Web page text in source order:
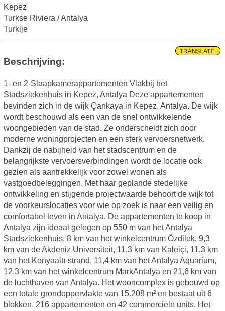
Kepez
Turkse Riviera / Antalya
Turkije
Beschrijving:
1- en 2-Slaapkamerappartementen Vlakbij het
Stadsziekenhuis in Kepez, Antalya Deze appartementen
bevinden zich in de wijk Çankaya in Kepez, Antalya. De wijk
wordt beschouwd als een van de snel ontwikkelende
woongebieden van de stad. Ze onderscheidt zich door
moderne woningprojecten en een sterk vervoersnetwerk.
Dankzij de nabijheid van het stadscentrum en de
belangrijkste vervoersverbindingen wordt de locatie ook
gezien als aantrekkelijk voor zowel wonen als
vastgoedbeleggingen. Met haar geplande stedelijke
ontwikkeling en stijgende projectwaarde behoort de wijk tot
de voorkeurslocaties voor wie op zoek is naar een veilig en
comfortabel leven in Antalya. De appartementen te koop in
Antalya zijn ideaal gelegen op 550 m van het Antalya
Stadsziekenhuis, 8 km van het winkelcentrum Özdilek, 9,3
km van de Akdeniz Universiteit, 11,3 km van Kaleiçi, 11,3 km
van het Konyaaltı-strand, 11,4 km van het Antalya Aquarium,
12,3 km van het winkelcentrum MarkAntalya en 21,6 km van
de luchthaven van Antalya. Het wooncomplex is gebouwd op
een totale grondoppervlakte van 15.208 m² en bestaat uit 6
blokken, 216 appartementen en 42 commerciële units. Het